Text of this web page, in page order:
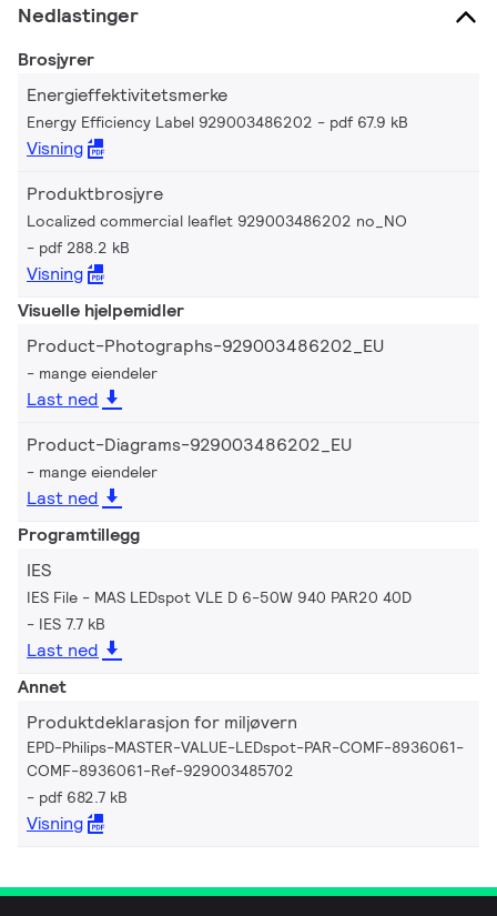
Nedlastinger
Brosjyrer
Energieffektivitetsmerke
Energy Efficiency Label 929003486202 pdf 67.9 kB
Visning
Produktbrosjyre
Localized commercial leaflet 929003486202 no_NO
pdf 288.2 kB
Visning
Visuelle hjelpemidler
Product-Photographs-929003486202_EU
mange eiendeler
Last ned
Product-Diagrams-929003486202_EU
mange eiendeler
Last ned
Programtillegg
IES
IES File - MAS LEDspot VLE D 6-50W 940 PAR20 40D
IES 7.7 kB
Last ned
Annet
Produktdeklarasjon for miljøvern
EPD-Philips-MASTER-VALUE-LEDspot-PAR-COMF-8936061-
COMF-8936061-Ref-929003485702
pdf 682.7 kB
Visning